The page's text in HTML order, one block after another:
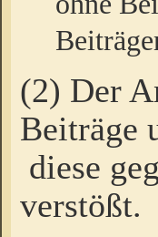
(2) Der
Beiträge
diese
verstößt.